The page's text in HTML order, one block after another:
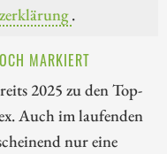
.
MARKIERT
2025 zu den Top-
Auch im laufenden
nur eine